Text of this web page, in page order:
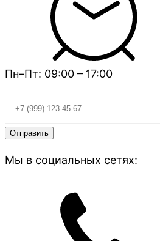
Пн–Пт: 09:00 – 17:00
Мы в социальных сетях: